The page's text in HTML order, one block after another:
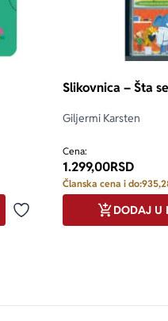
Dodaj u omiljene
Slikovnica – Šta
Giljermi Karsten
Cena:
1.299,00RSD
Članska cena i do:
DODAJ U